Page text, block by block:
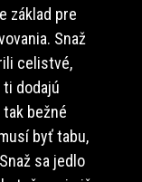
základ pre
Snaž
celistvé,
dodajú
bežné
byť tabu,
sa jedlo